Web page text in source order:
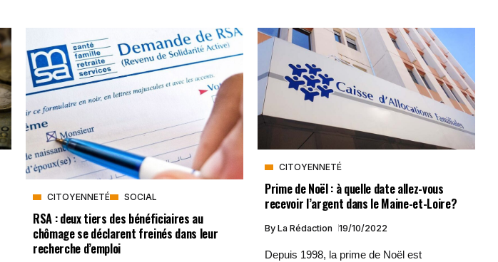
CITOYENNETÉ SOCIAL
RSA : deux tiers des bénéficiaires au
chômage se déclarent freinés dans leur
recherche d’emploi
CITOYENNETÉ
Prime de Noël : à quelle date allez-vous
recevoir l’argent dans le Maine-et-Loire?
By La Rédaction 19/10/2022
Depuis 1998, la prime de Noël est